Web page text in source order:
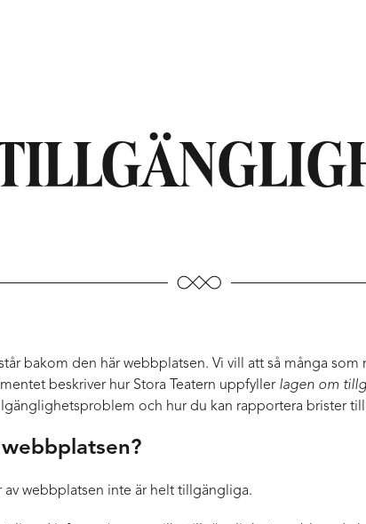
bakom den här webbplatsen. Vi vill att så många som
beskriver hur Stora Teatern uppfyller lagen om
och hur du kan rapportera brister till
av webbplatsen inte är helt tillgängliga.